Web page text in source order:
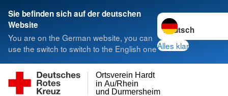
Sie befinden sich auf der deutschen
Website
You are on the German website, you can
use the switch to switch to the English one
Sprache wechseln
Alles klar
und Durmersheim
in Au/Rhein
Ortsverein Hardt